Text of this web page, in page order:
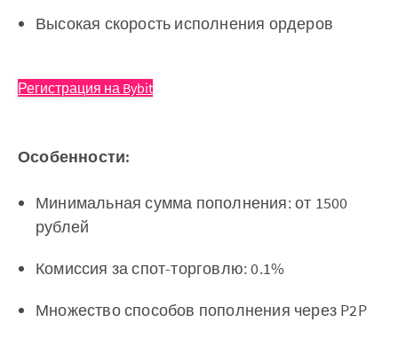
Высокая скорость исполнения ордеров
Регистрация на Bybit
Особенности:
Минимальная сумма пополнения: от 1500
рублей
Комиссия за спот-торговлю: 0.1%
Множество способов пополнения через P2P